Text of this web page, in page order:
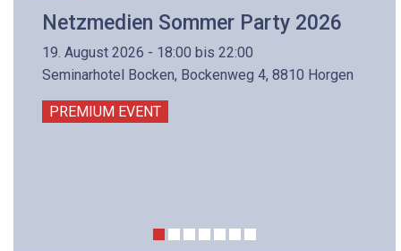
Netzmedien Sommer Party 2026
19. August 2026 - 18:00 bis 22:00
Seminarhotel Bocken, Bockenweg 4, 8810 Horgen
PREMIUM EVENT